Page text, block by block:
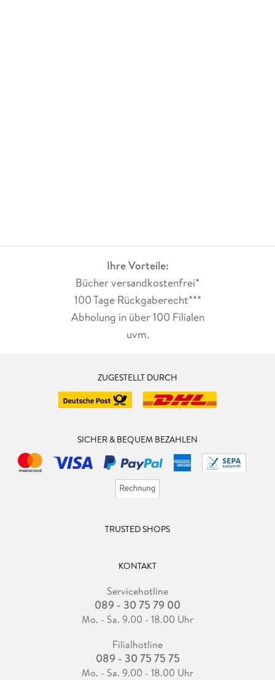
Ihre Vorteile:
Bücher versandkostenfrei*
100 Tage Rückgaberecht***
Abholung in über 100 Filialen
uvm.
ZUGESTELLT DURCH
SICHER & BEQUEM BEZAHLEN
TRUSTED SHOPS
KONTAKT
Servicehotline
089 - 30 75 79 00
Mo. - Sa. 9.00 - 18.00 Uhr
Filialhotline
089 - 30 75 75 75
Mo. - Sa. 9.00 - 18.00 Uhr